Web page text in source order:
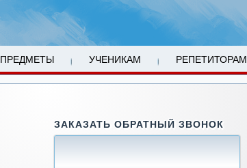
ПРЕДМЕТЫ УЧЕНИКАМ РЕПЕТИТОРАМ
ЗАКАЗАТЬ ОБРАТНЫЙ ЗВОНОК